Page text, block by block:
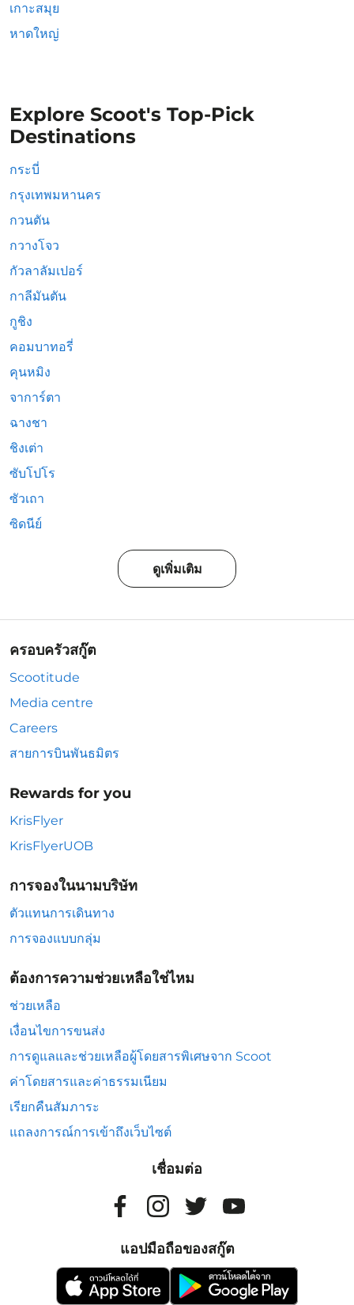
เกาะสมุย
หาดใหญ่
Explore Scoot's Top-Pick
Destinations
กระบี่
กรุงเทพมหานคร
กวนตัน
กวางโจว
กัวลาลัมเปอร์
กาลีมันตัน
กูชิง
คอมบาทอรี่
คุนหมิง
จาการ์ตา
ฉางชา
ชิงเต่า
ซับโปโร
ซัวเถา
ซิดนีย์
ดูเพิ่มเติม
ครอบครัวสกู๊ต
Scootitude
Media centre
Careers
สายการบินพันธมิตร
Rewards for you
KrisFlyer
KrisFlyerUOB
การจองในนามบริษัท
ตัวแทนการเดินทาง
การจองแบบกลุ่ม
ต้องการความช่วยเหลือใช่ไหม
ช่วยเหลือ
เงื่อนไขการขนส่ง
การดูแลและช่วยเหลือผู้โดยสารพิเศษจาก Scoot
ค่าโดยสารและค่าธรรมเนียม
เรียกคืนสัมภาระ
แถลงการณ์การเข้าถึงเว็บไซต์
เชื่อมต่อ
แอปมือถือของสกู๊ต